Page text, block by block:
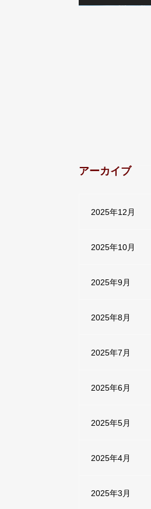
アーカイブ
2025年12月
2025年10月
2025年9月
2025年8月
2025年7月
2025年6月
2025年5月
2025年4月
2025年3月